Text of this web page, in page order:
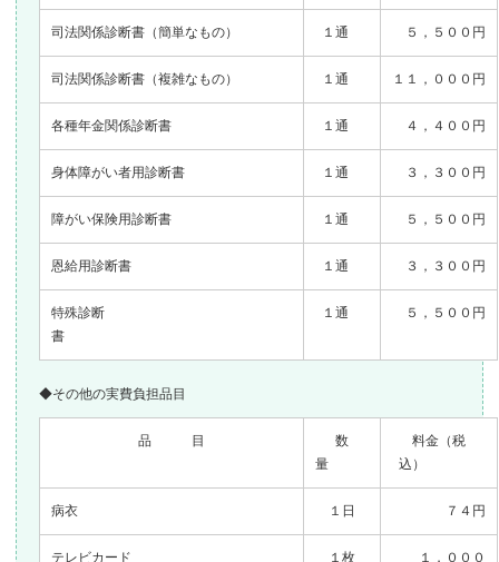
司法関係診断書（簡単なもの） １通 ５，５００円
司法関係診断書（複雑なもの） １通 １１，０００円
各種年金関係診断書 １通 ４，４００円
身体障がい者用診断書 １通 ３，３００円
障がい保険用診断書 １通 ５，５００円
恩給用診断書 １通 ３，３００円
特殊診断
書
１通 ５，５００円
◆その他の実費負担品目
品 目
数
量
料金（税
込）
病衣 １日 ７４円
テレビカード １枚 １，０００